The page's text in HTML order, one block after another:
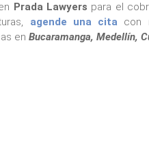
Prada Lawyers para el
agende una cita con
en Bucaramanga, Medellín,